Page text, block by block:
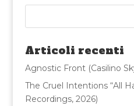
e
b
o
o
k
te
r
l
di
vi
di
Articoli recenti
Agnostic Front (Casilino
The Cruel Intentions “All
Recordings, 2026)